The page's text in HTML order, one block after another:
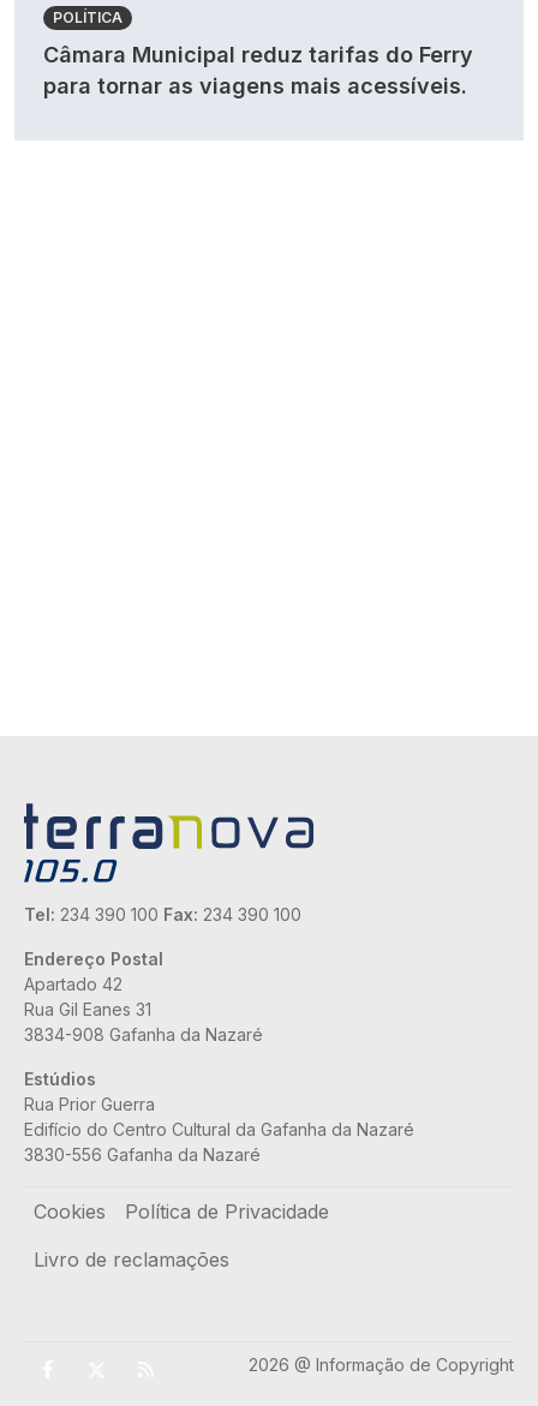
POLÍTICA
Câmara Municipal reduz tarifas do Ferry
para tornar as viagens mais acessíveis.
Tel: 234 390 100 Fax: 234 390 100
Endereço Postal
Apartado 42
Rua Gil Eanes 31
3834-908 Gafanha da Nazaré
Estúdios
Rua Prior Guerra
Edifício do Centro Cultural da Gafanha da Nazaré
3830-556 Gafanha da Nazaré
Rodapé
Cookies
Política de Privacidade
Livro de reclamações
2026 @ Informação de Copyright